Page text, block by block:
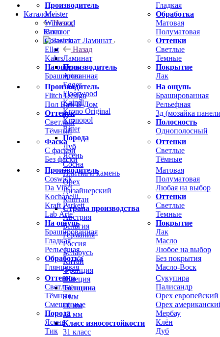
Производитель
Meister
Winwood
Boen
Coswick
Ellet
Kahrs
На ощупь
Брашированная
Гладкая
Обработка
Матовая
Полуматовая
Оттенки
Светлые
Темные
Покрытие
Лак
Производитель
Flitch Design
Пол Вам В Дом
Оттенок
Светлый
Тёмный
На ощупь
Брашированная
Рельефная
3д (мозайка
Полосность
Однополосный
Фаска
С фаской
Без фаски
Оттенки
Светлые
Тёмные
Производитель
Coswick
Da Vinci
Kochanelli
Kraft Parkett
Lab Arte
На ощупь
Брашированная
Гладкая
Рельефная
Обработка
Глянцевая
Матовая
Полуматовая
Любая на выбор
Оттенки
Светлые
Темные
Покрытие
Лак
Масло
Любое на выбор
Без покрытия
Масло-Воск
Оттенки
Светлые
Тёмные
Смешанные
Порода
Ясень
Тик
Сукупира
Палисандр
Орех европейский
Орех
Мербау
Клён
Дуб
Каталог
Назад
Каталог
Ламинат
Назад
Ламинат
Производитель
Arteo
Egger
Floorwood
Kaindl
Krono Original
Kronopol
Ritter
Порода
Дуб
Ясень
Сосна
Плитка и камень
Орех
Дизайнерский
Каштан
Страна производства
Австрия
Бельгия
Германия
Россия
Беларусь
Китай
Франция
Швеция
Толщина
8 мм
10 мм
12 мм
Класс износостойкости
31 класс